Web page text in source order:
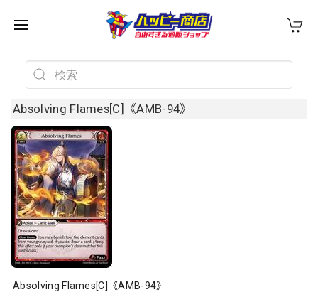
Absolving Flames[C]《AMB-94》
Absolving Flames[C]《AMB-94》